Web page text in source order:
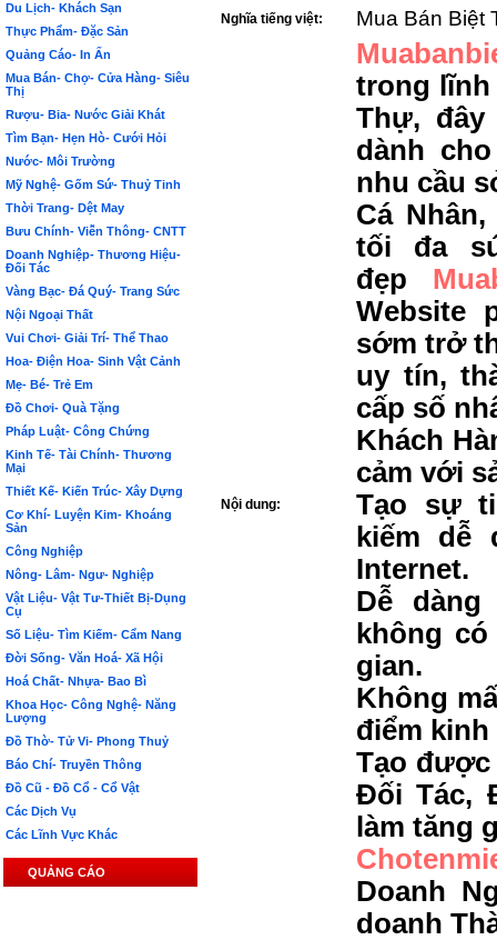
Du Lịch- Khách Sạn
Thực Phẩm- Đặc Sản
Quảng Cáo- In Ấn
Mua Bán- Chợ- Cửa Hàng- Siêu
Thị
Rượu- Bia- Nước Giải Khát
Tìm Bạn- Hẹn Hò- Cưới Hỏi
Nước- Môi Trường
Mỹ Nghệ- Gốm Sứ- Thuỷ Tinh
Thời Trang- Dệt May
Bưu Chính- Viễn Thông- CNTT
Doanh Nghiệp- Thương Hiệu-
Đối Tác
Vàng Bạc- Đá Quý- Trang Sức
Nội Ngoại Thất
Vui Chơi- Giải Trí- Thể Thao
Hoa- Điện Hoa- Sinh Vật Cảnh
Mẹ- Bé- Trẻ Em
Đồ Chơi- Quà Tặng
Pháp Luật- Công Chứng
Kinh Tế- Tài Chính- Thương
Mại
Thiết Kế- Kiến Trúc- Xây Dựng
Cơ Khí- Luyện Kim- Khoáng
Sản
Công Nghiệp
Nông- Lâm- Ngư- Nghiệp
Vật Liệu- Vật Tư-Thiết Bị-Dụng
Cụ
Số Liệu- Tìm Kiếm- Cẩm Nang
Đời Sống- Văn Hoá- Xã Hội
Hoá Chất- Nhựa- Bao Bì
Khoa Học- Công Nghệ- Năng
Lượng
Đồ Thờ- Tử Vi- Phong Thuỷ
Báo Chí- Truyền Thông
Đồ Cũ - Đồ Cổ - Cổ Vật
Các Dịch Vụ
Các Lĩnh Vực Khác
QUẢNG CÁO
Nghĩa tiếng việt: Mua Bán Biệt
Nội dung:
trong lĩnh
Thự,
dành
nhu cầu
Cá
tối đa
đẹp
Website
sớm trở
uy tín,
cấp số
Khách
cảm với
Tạo sự
kiếm dễ
Internet.
Dễ
không
gian.
Không
điểm kinh
Tạo được
Đối Tác,
làm tăng
Doanh
doanh